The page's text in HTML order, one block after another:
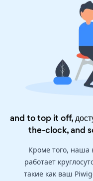
and to top it off,
the-clock, and
Кроме того,
работает
такие как ваш